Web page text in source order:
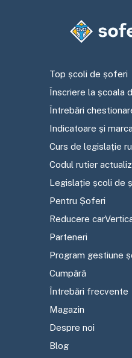
Top școli de șoferi
Înscriere la școala
Întrebări
Indicatoare și
Curs de legislație
Codul rutier
Legislație școli de
Pentru Șoferi
Reducere
Parteneri
Program gestiune
Cumpără
Întrebări frecvente
Magazin
Despre noi
Blog